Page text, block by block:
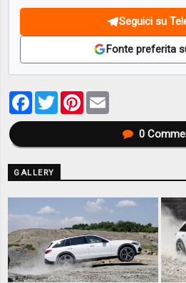
Seguici su
Fonte preferita
Facebook
TwitterPinterest
0
GALLERY